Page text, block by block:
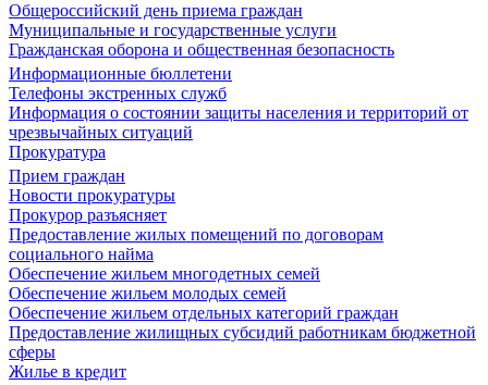
Общероссийский день приема граждан
Муниципальные и государственные услуги
Гражданская оборона и общественная безопасность
Информационные бюллетени
Телефоны экстренных служб
Информация о состоянии защиты населения и территорий от
чрезвычайных ситуаций
Прокуратура
Прием граждан
Новости прокуратуры
Прокурор разъясняет
Предоставление жилых помещений по договорам
социального найма
Обеспечение жильем многодетных семей
Обеспечение жильем молодых семей
Обеспечение жильем отдельных категорий граждан
Предоставление жилищных субсидий работникам бюджетной
сферы
Жилье в кредит